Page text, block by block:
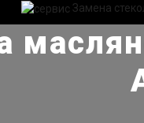
Замена